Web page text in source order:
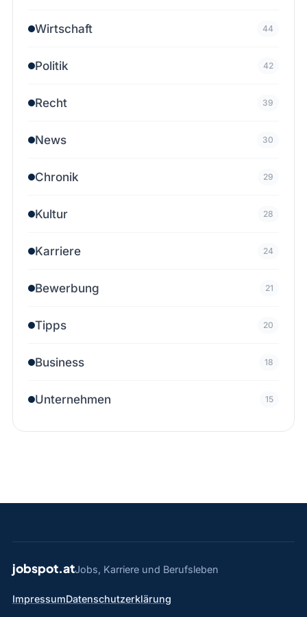
Wirtschaft 44
Politik 42
Recht 39
News 30
Chronik 29
Kultur 28
Karriere 24
Bewerbung 21
Tipps 20
Business 18
Unternehmen 15
jobspot.atJobs, Karriere und Berufsleben
ImpressumDatenschutzerklärung